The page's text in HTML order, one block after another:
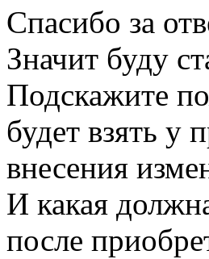
Спасибо за
Значит буду
Подскажите
будет взять у
внесения
И какая
после